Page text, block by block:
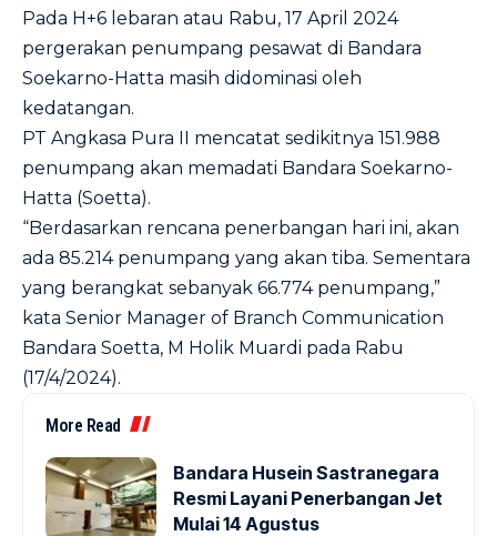
Pada H+6 lebaran atau Rabu, 17 April 2024
pergerakan penumpang pesawat di Bandara
Soekarno-Hatta masih didominasi oleh
kedatangan.
PT Angkasa Pura II mencatat sedikitnya 151.988
penumpang akan memadati Bandara Soekarno-
Hatta (Soetta).
“Berdasarkan rencana penerbangan hari ini, akan
ada 85.214 penumpang yang akan tiba. Sementara
yang berangkat sebanyak 66.774 penumpang,”
kata Senior Manager of Branch Communication
Bandara Soetta, M Holik Muardi pada Rabu
(17/4/2024).
More Read
Bandara Husein Sastranegara
Resmi Layani Penerbangan Jet
Mulai 14 Agustus